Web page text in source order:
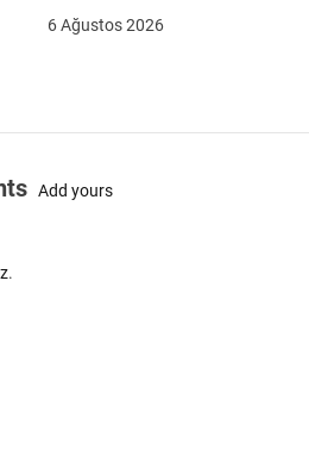
6 Ağustos 2026
Add yours
.